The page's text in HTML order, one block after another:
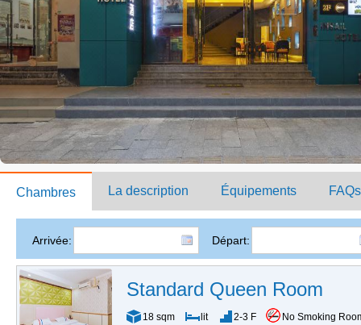
Chambres La description Équipements FAQs
Arrivée: Départ:
Standard Queen Room
18 sqm lit 2-3 F
No Smoking